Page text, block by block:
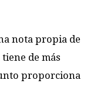
nota propia de
de más
proporciona